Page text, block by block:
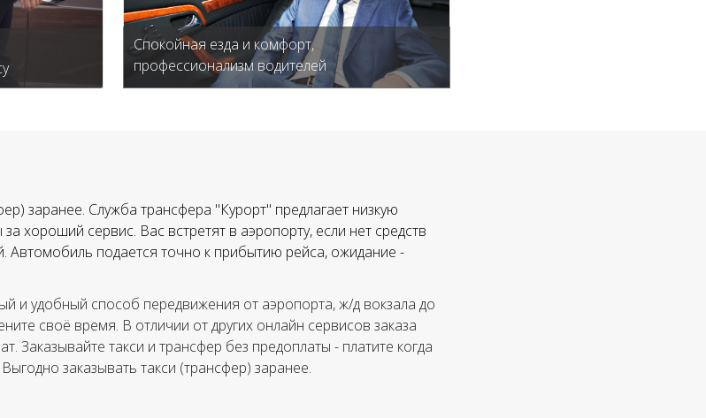
Спокойная езда и комфорт,
профессионализм водителей
и удобный способ передвижения от аэропорта, ж/д вокзала до
своё время. В отличии от других онлайн сервисов заказа
Заказывайте такси и трансфер без предоплаты - платите когда
заказывать такси (трансфер) заранее.
заранее. Служба трансфера "Курорт" предлагает низкую
хороший сервис. Вас встретят в аэропорту, если нет средств
Автомобиль подается точно к прибытию рейса, ожидание -